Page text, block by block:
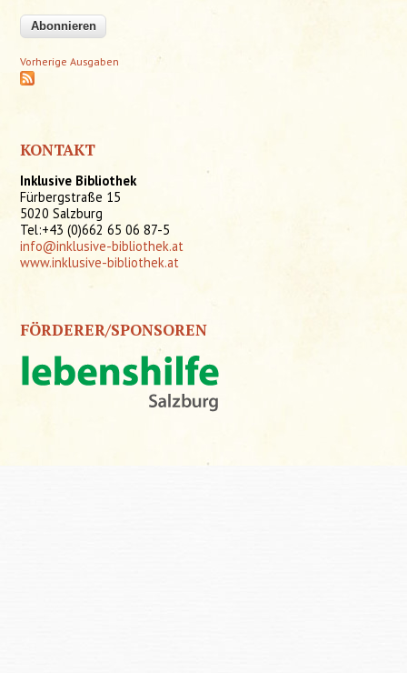
Vorherige Ausgaben
KONTAKT
Inklusive Bibliothek
Fürbergstraße 15
5020 Salzburg
Tel:+43 (0)662 65 06 87-5
info@inklusive-bibliothek.at
www.inklusive-bibliothek.at
FÖRDERER/SPONSOREN